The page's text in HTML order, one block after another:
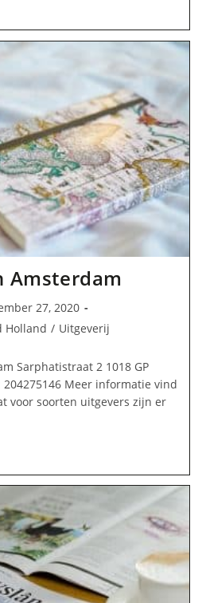
Amsterdam
27, 2020
Holland / Uitgeverij
Sarphatistraat 2 1018 GP
Meer informatie vind
voor soorten uitgevers zijn er